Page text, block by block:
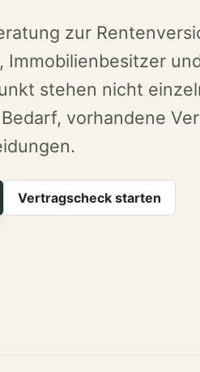
zur
stehen nicht
vorhandene
Vertragscheck starten